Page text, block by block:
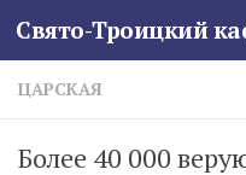
Skip to content
ЦАРСКАЯ
Более 40 000